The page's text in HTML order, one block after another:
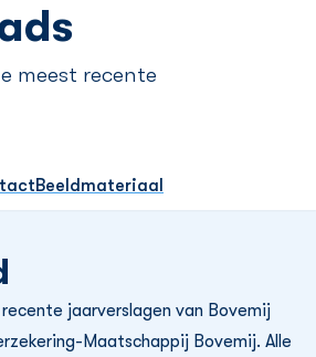
meest recente
Beeldmateriaal
jaarverslagen van Bovemij
Maatschappij Bovemij. Alle